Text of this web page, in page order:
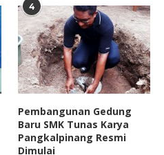
4
Pembangunan Gedung
Baru SMK Tunas Karya
Pangkalpinang Resmi
Dimulai